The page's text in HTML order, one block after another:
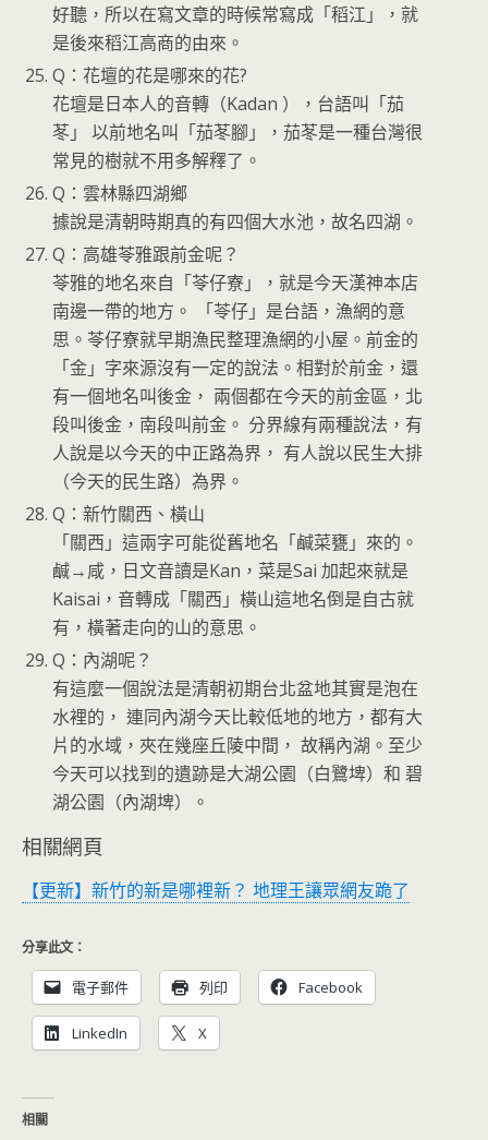
好聽，所以在寫文章的時候常寫成「稻江」，就
是後來稻江高商的由來。
Q：花壇的花是哪來的花?
花壇是日本人的音轉（Kadan ），台語叫「茄
苳」 以前地名叫「茄苳腳」，茄苳是一種台灣很
常見的樹就不用多解釋了。
Q：雲林縣四湖鄉
據說是清朝時期真的有四個大水池，故名四湖。
Q：高雄苓雅跟前金呢？
苓雅的地名來自「苓仔寮」，就是今天漢神本店
南邊一帶的地方。 「苓仔」是台語，漁網的意
思。苓仔寮就早期漁民整理漁網的小屋。前金的
「金」字來源沒有一定的說法。相對於前金，還
有一個地名叫後金， 兩個都在今天的前金區，北
段叫後金，南段叫前金。 分界線有兩種說法，有
人說是以今天的中正路為界， 有人說以民生大排
（今天的民生路）為界。
Q：新竹關西、橫山
「關西」這兩字可能從舊地名「鹹菜甕」來的。
鹹→咸，日文音讀是Kan，菜是Sai 加起來就是
Kaisai，音轉成「關西」橫山這地名倒是自古就
有，橫著走向的山的意思。
Q：內湖呢？
有這麼一個說法是清朝初期台北盆地其實是泡在
水裡的， 連同內湖今天比較低地的地方，都有大
片的水域，夾在幾座丘陵中間， 故稱內湖。至少
今天可以找到的遺跡是大湖公園（白鷺埤）和 碧
湖公園（內湖埤）。
相關網頁
【更新】新竹的新是哪裡新？ 地理王讓眾網友跪了
分享此文：
電子郵件 列印 Facebook
LinkedIn X
相關